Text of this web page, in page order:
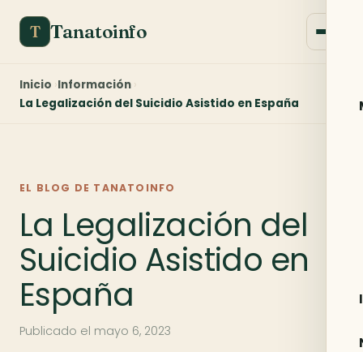
T Tanatoinfo
Inicio Información
La Legalización del Suicidio Asistido en España
EL BLOG DE TANATOINFO
La Legalización del
Suicidio Asistido en
España
Publicado el mayo 6, 2023